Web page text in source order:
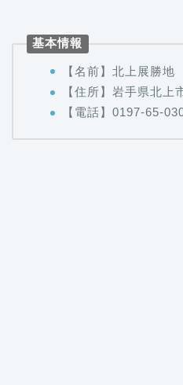
基本情報
【名前】北上展勝地
【住所】岩手県北上
【電話】0197-65-